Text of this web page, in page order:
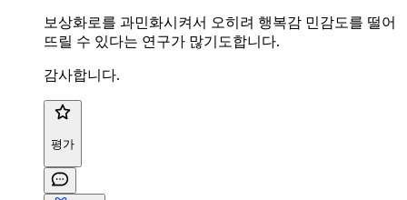
보상화로를 과민화시켜서 오히려 행복감 민감도를 떨어
뜨릴 수 있다는 연구가 많기도합니다.
감사합니다.
평가